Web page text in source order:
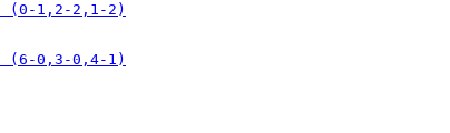
1,2-2,1-2)
0,3-0,4-1)